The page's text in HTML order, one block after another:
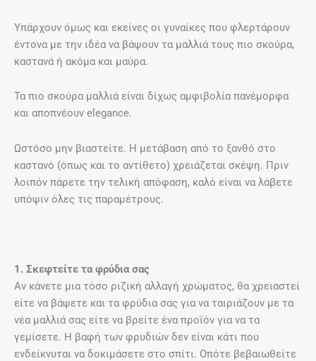
Υπάρχουν όμως και εκείνες οι γυναίκες που φλερτάρουν
έντονα με την ιδέα να βάψουν τα μαλλιά τους πιο σκούρα,
καστανά ή ακόμα και μαύρα.
Τα πιο σκούρα μαλλιά είναι δίχως αμφιβολία πανέμορφα
και αποπνέουν elegance.
Ωστόσο μην βιαστείτε. Η μετάβαση από το ξανθό στο
καστανό (όπως και το αντίθετο) χρειάζεται σκέψη. Πριν
λοιπόν πάρετε την τελική απόφαση, καλό είναι να λάβετε
υπόψιν όλες τις παραμέτρους.
1. Σκεφτείτε τα φρύδια σας
Αν κάνετε μια τόσο ριζική αλλαγή χρώματος, θα χρειαστεί
είτε να βάψετε και τα φρύδια σας για να ταιριάζουν με τα
νέα μαλλιά σας είτε να βρείτε ένα προϊόν για να τα
γεμίσετε. Η βαφή των φρυδιών δεν είναι κάτι που
ενδείκνυται να δοκιμάσετε στο σπίτι. Οπότε βεβαιωθείτε